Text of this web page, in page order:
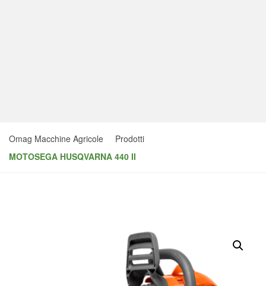
Omag Macchine Agricole
Prodotti
MOTOSEGA HUSQVARNA 440 II